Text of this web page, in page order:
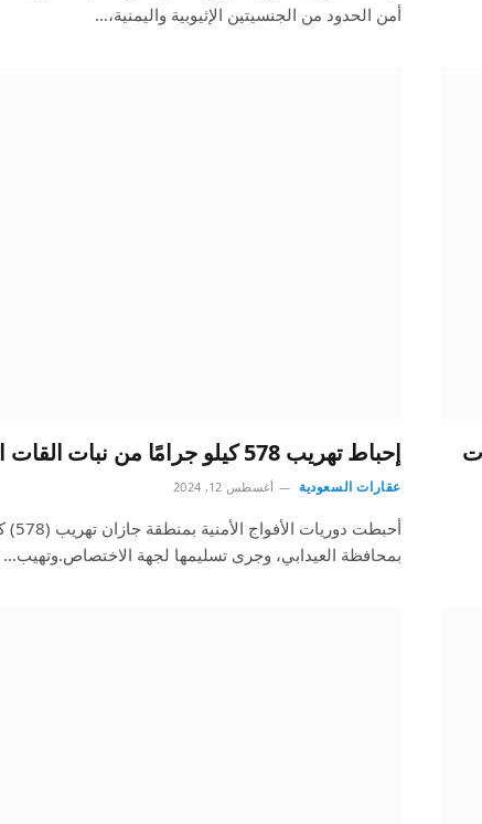
أمن الحدود من الجنسيتين الإثيوبية واليمنية،…
إحباط تهريب 578 كيلو جرامًا من نبات القات المخدر
عقارات السعودية أغسطس 12, 2024
بمحافظة العيدابي، وجرى تسليمها لجهة الاختصاص.وتهيب…